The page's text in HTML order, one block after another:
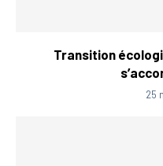
Transition
25